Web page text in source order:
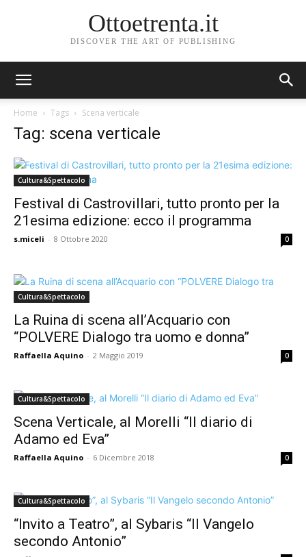
Ottoetrenta.it
DISCOVER THE ART OF PUBLISHING
Home Tags Scena verticale
Tag: scena verticale
Cultura&Spettacolo
Festival di Castrovillari, tutto pronto per la
21esima edizione: ecco il programma
s.miceli - 8 Ottobre 2020 0
Cultura&Spettacolo
La Ruina di scena all’Acquario con
“POLVERE Dialogo tra uomo e donna”
Raffaella Aquino - 2 Maggio 2019 0
Cultura&Spettacolo
Scena Verticale, al Morelli “Il diario di
Adamo ed Eva”
Raffaella Aquino - 6 Dicembre 2018 0
Cultura&Spettacolo
“Invito a Teatro”, al Sybaris “Il Vangelo
secondo Antonio”